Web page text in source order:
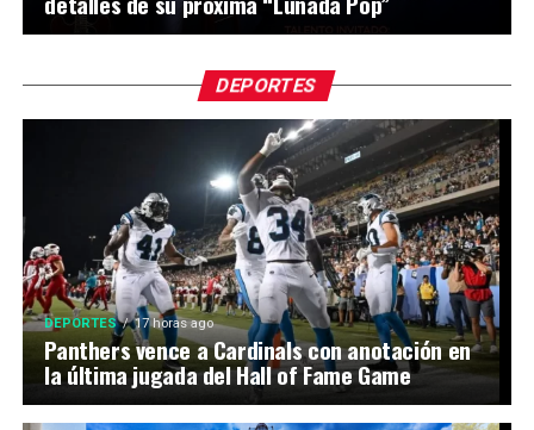
DEPORTES
DEPORTES 17 horas ago
Panthers vence a Cardinals con anotación en
la última jugada del Hall of Fame Game